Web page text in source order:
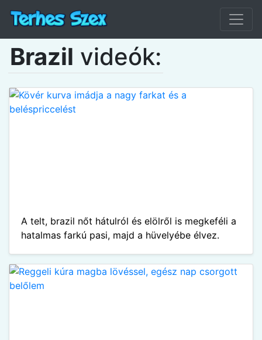
Brazil videók:
A telt, brazil nőt hátulról és elölről is megkeféli a
hatalmas farkú pasi, majd a hüvelyébe élvez.